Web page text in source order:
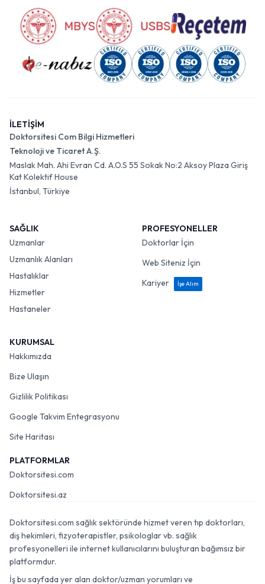
İLETİŞİM
Doktorsitesi Com Bilgi Hizmetleri
Teknoloji ve Ticaret A.Ş.
Maslak Mah. Ahi Evran Cd. A.O.S 55 Sokak No:2 Aksoy Plaza Giriş
Kat Kolektif House
İstanbul, Türkiye
SAĞLIK
Uzmanlar
Uzmanlık Alanları
Hastalıklar
Hizmetler
Hastaneler
PROFESYONELLER
Doktorlar İçin
Web Siteniz İçin
Kariyer
İşe Alım
KURUMSAL
Hakkımızda
Bize Ulaşın
Gizlilik Politikası
Google Takvim Entegrasyonu
Site Haritası
PLATFORMLAR
Doktorsitesi.com
Doktorsitesi.az
Doktorsitesi.com sağlık sektöründe hizmet veren tıp doktorları,
diş hekimleri, fizyoterapistler, psikologlar vb. sağlık
profesyonelleri ile internet kullanıcılarını buluşturan bağımsız bir
platformdur.
İş bu sayfada yer alan doktor/uzman yorumları ve